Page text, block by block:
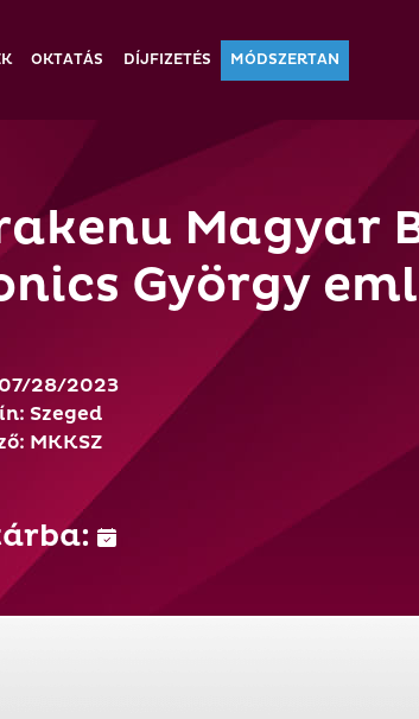
OKTATÁS DÍJFIZETÉS MÓDSZERTAN
Magyar
György
28/2023
Szeged
MKKSZ